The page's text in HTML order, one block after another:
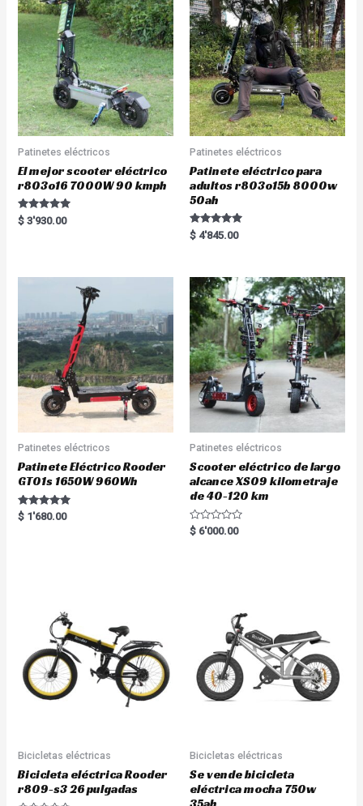
Patinetes eléctricos
El mejor scooter eléctrico
r803o16 7000W 90 kmph
Rated
5.00
$ 3'930.00
Patinetes eléctricos
Patinete eléctrico para
adultos r803o15b 8000w
50ah
Rated
5.00
$ 4'845.00
Patinetes eléctricos
Patinete Eléctrico Rooder
GT01s 1650W 960Wh
Rated
5.00
$ 1'680.00
Patinetes eléctricos
Scooter eléctrico de largo
alcance XS09 kilometraje
de 40-120 km
R
a
$ 6'000.00
Bicicletas eléctricas
Bicicleta eléctrica Rooder
r809-s3 26 pulgadas
Bicicletas eléctricas
Se vende bicicleta
eléctrica mocha 750w